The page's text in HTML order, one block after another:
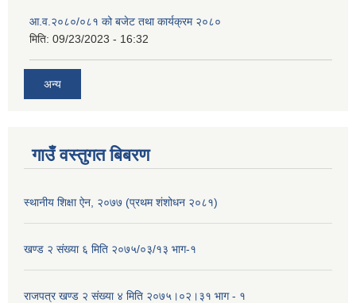
आ.व.२०८०/०८१ को बजेट तथा कार्यक्रम २०८०
मिति: 09/23/2023 - 16:32
अन्य
गाउँ वस्तुगत बिबरण
स्थानीय शिक्षा ऐन, २०७७ (प्रथम शंशोधन २०८१)
खण्ड २ संख्या ६ मिति २०७५/०३/१३ भाग-१
राजपत्र खण्ड २ संख्या ४ मिति २०७५।०२।३१ भाग - १